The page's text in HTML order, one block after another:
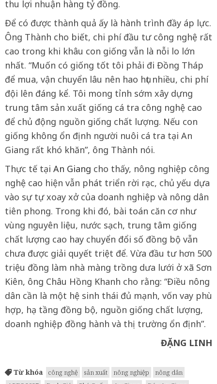
thu lợi nhuận hàng tỷ đồng.
Để có được thành quả ấy là hành trình đầy áp lực.
Ông Thành cho biết, chi phí đầu tư công nghệ rất
cao trong khi khâu con giống vẫn là nỗi lo lớn
nhất. “Muốn có giống tốt tôi phải đi Đồng Tháp
để mua, vận chuyển lâu nên hao hụt nhiều, chi phí
đội lên đáng kể. Tôi mong tỉnh sớm xây dựng
trung tâm sản xuất giống cá tra công nghệ cao
để chủ động nguồn giống chất lượng. Nếu con
giống không ổn định người nuôi cá tra tại An
Giang rất khó khăn”, ông Thành nói.
Thực tế tại An Giang cho thấy, nông nghiệp công
nghệ cao hiện vẫn phát triển rời rạc, chủ yếu dựa
vào sự tự xoay xở của doanh nghiệp và nông dân
tiên phong. Trong khi đó, bài toán căn cơ như
vùng nguyên liệu, nước sạch, trung tâm giống
chất lượng cao hay chuyển đổi số đồng bộ vẫn
chưa được giải quyết triệt để. Vừa đầu tư hơn 500
triệu đồng làm nhà màng trồng dưa lưới ở xã Sơn
Kiên, ông Châu Hồng Khanh cho rằng: “Điều nông
dân cần là một hệ sinh thái đủ mạnh, vốn vay phù
hợp, hạ tầng đồng bộ, nguồn giống chất lượng,
doanh nghiệp đồng hành và thị trường ổn định”.
ĐẶNG LINH
Từ khóa công nghệ sản xuất nông nghiệp
nông dân